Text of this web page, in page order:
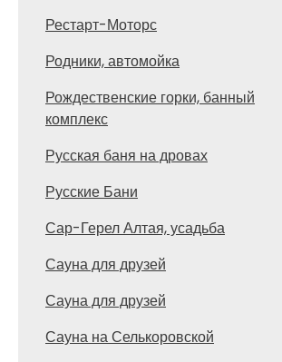
Рестарт-Моторс
Родники, автомойка
Рождественские горки, банный
комплекс
Русская баня на дровах
Русские Бани
Сар-Герел Алтая, усадьба
Сауна для друзей
Сауна для друзей
Сауна на Селькоровской